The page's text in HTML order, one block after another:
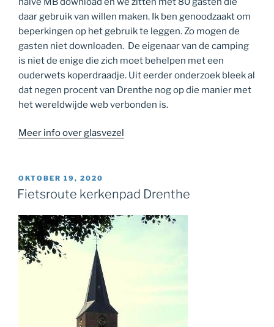
daar gebruik van willen maken. Ik ben genoodzaakt om
beperkingen op het gebruik te leggen. Zo mogen de
gasten niet downloaden. De eigenaar van de camping
is niet de enige die zich moet behelpen met een
ouderwets koperdraadje. Uit eerder onderzoek bleek al
dat negen procent van Drenthe nog op die manier met
het wereldwijde web verbonden is.
Meer info over glasvezel
GEPLAATST
OP
OKTOBER 19, 2020
Fietsroute kerkenpad Drenthe